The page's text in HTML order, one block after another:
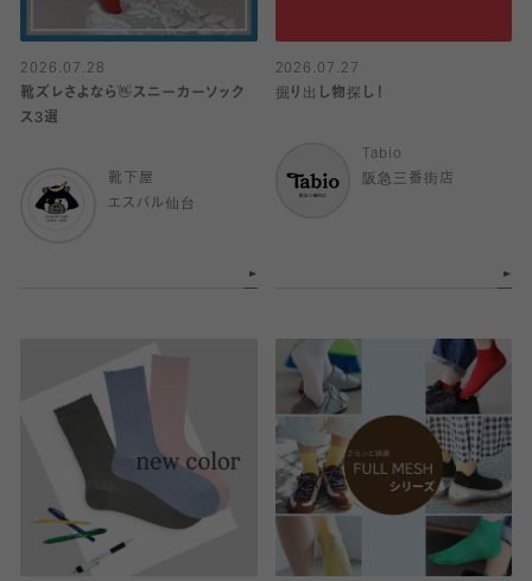
2026.07.28
靴ズレさよなら👋スニーカーソック
ス3選
靴下屋
エスパル仙台
2026.07.27
掘り出し物探し！
Tabio
阪急三番街店